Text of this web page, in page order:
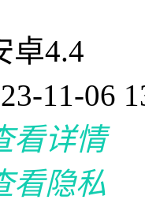
卓4.4
11-06
看详情
看隐私